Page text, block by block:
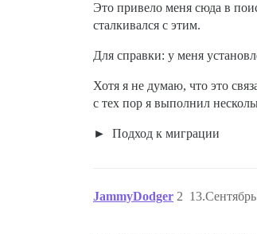
Это привело меня сюда в
сталкивался с этим.
Для справки: у меня
Хотя я не думаю, что это
с тех пор я выполнил
Подход к миграции
JammyDodger 2